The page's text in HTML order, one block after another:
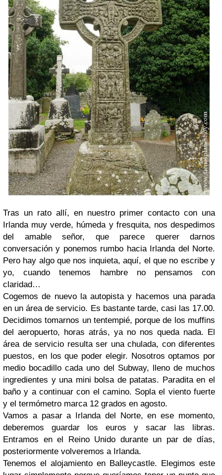
Tras un rato allí, en nuestro primer contacto con una
Irlanda muy verde, húmeda y fresquita, nos despedimos
del amable señor, que parece querer darnos
conversación y ponemos rumbo hacia Irlanda del Norte.
Pero hay algo que nos inquieta, aquí, el que no escribe y
yo, cuando tenemos hambre no pensamos con
claridad…
Cogemos de nuevo la autopista y hacemos una parada
en un área de servicio. Es bastante tarde, casi las 17.00.
Decidimos tomarnos un tentempié, porque de los muffins
del aeropuerto, horas atrás, ya no nos queda nada. El
área de servicio resulta ser una chulada, con diferentes
puestos, en los que poder elegir. Nosotros optamos por
medio bocadillo cada uno del Subway, lleno de muchos
ingredientes y una mini bolsa de patatas. Paradita en el
baño y a continuar con el camino. Sopla el viento fuerte
y el termómetro marca 12 grados en agosto.
Vamos a pasar a Irlanda del Norte, en ese momento,
deberemos guardar los euros y sacar las libras.
Entramos en el Reino Unido durante un par de días,
posteriormente volveremos a Irlanda.
Tenemos el alojamiento en Balleycastle. Elegimos este